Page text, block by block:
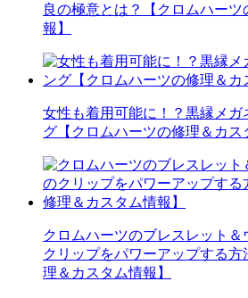
良の極意とは？【クロムハー
報】
女性も着用可能に！？黒縁メガ
グ【クロムハーツの修理＆カス
クロムハーツのブレスレット
クリップをパワーアップする
理＆カスタム情報】